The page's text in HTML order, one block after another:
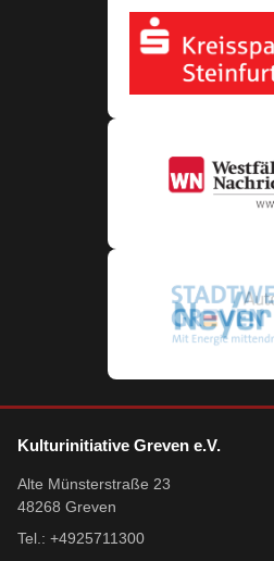
Kulturinitiative Greven e.V.
Alte Münsterstraße 23
48268 Greven
Tel.: +4925711300